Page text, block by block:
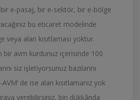
e-pasaj, bir e-sektör, bir e-bölge
bu eticaret modelinde
veya alan kısıtlaması yoktur.
bir avm kurdunuz içerisinde 100
siz işletiyorsunuz bazılarını
de ise alan kısıtlamanız yok
verebilirsiniz, bin dükkânda